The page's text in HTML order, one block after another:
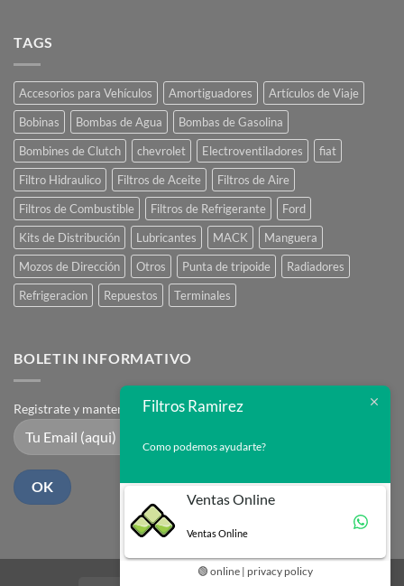
TAGS
Accesorios para Vehículos Amortiguadores
Artículos de Viaje
Bobinas
Bombas de Agua
Bombas de Gasolina
Bombines de Clutch
chevrolet Electroventiladores
fiat
Filtro Hidraulico
Filtros de Aceite
Filtros de Aire
Filtros de Combustible
Filtros de Refrigerante
Ford
Kits de Distribución
Lubricantes MACK
Manguera
Mozos de Dirección
Otros Punta de tripoide
Radiadores
Refrigeracion
Repuestos Terminales
BOLETIN INFORMATIVO
Registrate y mantente en contacto
Filtros Ramirez
Como podemos ayudarte?
Ventas Online
Ventas Online
🟢 online | privacy policy